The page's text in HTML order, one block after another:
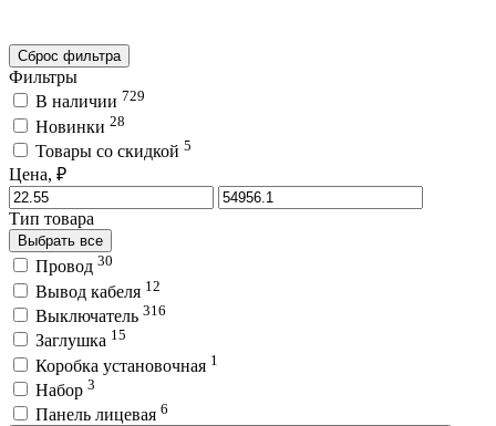
Сброс фильтра
Фильтры
В наличии 729
Новинки 28
Товары со скидкой 5
Цена, ₽
Тип товара
Выбрать все
Провод 30
Вывод кабеля 12
Выключатель 316
Заглушка 15
Коробка установочная 1
Набор 3
Панель лицевая 6